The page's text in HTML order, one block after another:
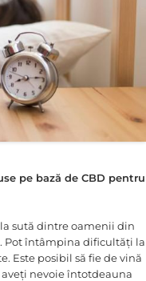
pe bază de CBD pentru
sută dintre oamenii din
Pot întâmpina dificultăți la
Este posibil să fie de vină
nevoie întotdeauna